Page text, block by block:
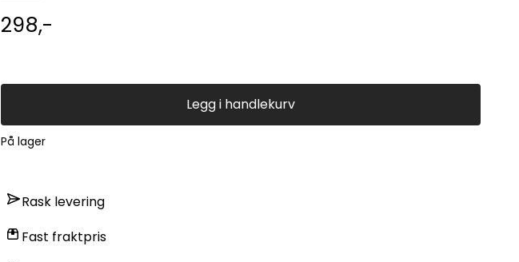
298,-
Legg i handlekurv
På lager
Rask levering
Fast fraktpris